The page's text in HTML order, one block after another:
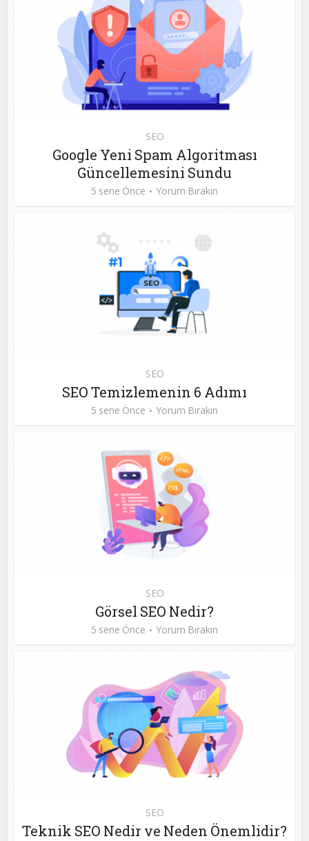
SEO
Google Yeni Spam Algoritması
Güncellemesini Sundu
5 sene Önce Yorum Bırakın
SEO
SEO Temizlemenin 6 Adımı
5 sene Önce Yorum Bırakın
SEO
Görsel SEO Nedir?
5 sene Önce Yorum Bırakın
SEO
Teknik SEO Nedir ve Neden Önemlidir?